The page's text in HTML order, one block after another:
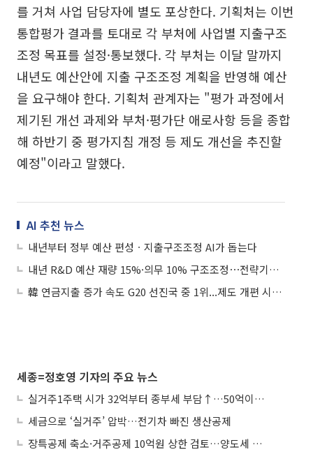
를 거쳐 사업 담당자에 별도 포상한다. 기획처는 이번
통합평가 결과를 토대로 각 부처에 사업별 지출구조
조정 목표를 설정·통보했다. 각 부처는 이달 말까지
내년도 예산안에 지출 구조조정 계획을 반영해 예산
을 요구해야 한다. 기획처 관계자는 "평가 과정에서
제기된 개선 과제와 부처·평가단 애로사항 등을 종합
해 하반기 중 평가지침 개정 등 제도 개선을 추진할
예정"이라고 말했다.
AI 추천 뉴스
내년부터 정부 예산 편성ㆍ지출구조조정 AI가 돕는다
내년 R&D 예산 재량 15%·의무 10% 구조조정⋯전략기술에 집중 투입
韓 연금지출 증가 속도 G20 선진국 중 1위...제도 개편 시계 빨라지나
세종=정호영 기자의 주요 뉴스
실거주1주택 시가 32억부터 종부세 부담↑…50억이면 454→979만원
세금으로 ‘실거주’ 압박…전기차 빠진 생산공제
장특공제 축소·거주공제 10억원 상한 검토…양도세 실거주 중심 개편